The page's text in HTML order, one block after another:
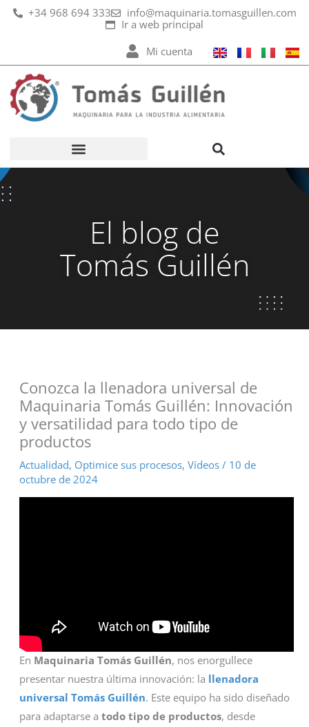
+34 968 694 333
info@maquinaria.tomasguillen.com
Ir a web principal
Mi cuenta
El blog de
Tomás Guillén
Conozca la llenadora universal de
Maquinaria Tomás Guillén: Innovación
y versatilidad para todo tipo de
productos
Actualidad, Optimice sus procesos, Vídeos/ 10 de
octubre de 2024
En Maquinaria Tomás Guillén, nos enorgullece
presentar nuestra última innovación: la llenadora
universal Tomás Guillén. Este equipo ha sido diseñado
para adaptarse a todo tipo de productos, desde